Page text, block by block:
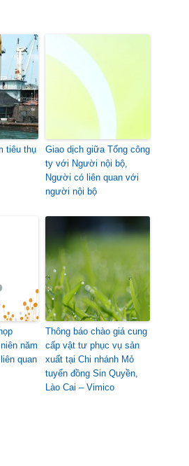
tiêu thụ
Giao dịch giữa Tổng công
ty với Người nội bộ,
Người có liên quan với
người nội bộ
năm
quan
Thông báo chào giá cung
cấp vật tư phục vụ sản
xuất tại Chi nhánh Mỏ
tuyển đồng Sin Quyền,
Lào Cai – Vimico